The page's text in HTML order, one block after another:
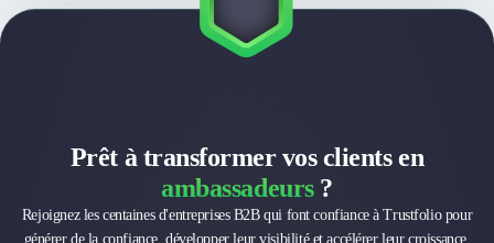
Prêt à transformer vos clients en
ambassadeurs?
Rejoignez les centaines d'entreprises B2B qui font confiance à Trustfolio pour
générer de la confiance, développer leur visibilité et accélérer leur croissance.